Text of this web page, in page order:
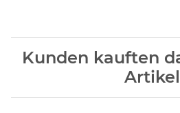
Kunden kauften